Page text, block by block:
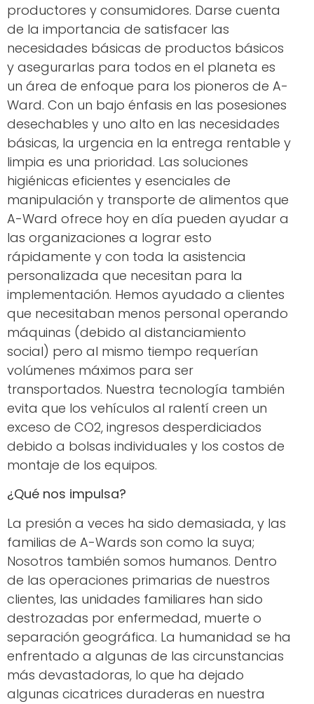
productores y consumidores. Darse cuenta
de la importancia de satisfacer las
necesidades básicas de productos básicos
y asegurarlas para todos en el planeta es
un área de enfoque para los pioneros de A-
Ward. Con un bajo énfasis en las posesiones
desechables y uno alto en las necesidades
básicas, la urgencia en la entrega rentable y
limpia es una prioridad. Las soluciones
higiénicas eficientes y esenciales de
manipulación y transporte de alimentos que
A-Ward ofrece hoy en día pueden ayudar a
las organizaciones a lograr esto
rápidamente y con toda la asistencia
personalizada que necesitan para la
implementación. Hemos ayudado a clientes
que necesitaban menos personal operando
máquinas (debido al distanciamiento
social) pero al mismo tiempo requerían
volúmenes máximos para ser
transportados. Nuestra tecnología también
evita que los vehículos al ralentí creen un
exceso de CO2, ingresos desperdiciados
debido a bolsas individuales y los costos de
montaje de los equipos.
¿Qué nos impulsa?
La presión a veces ha sido demasiada, y las
familias de A-Wards son como la suya;
Nosotros también somos humanos. Dentro
de las operaciones primarias de nuestros
clientes, las unidades familiares han sido
destrozadas por enfermedad, muerte o
separación geográfica. La humanidad se ha
enfrentado a algunas de las circunstancias
más devastadoras, lo que ha dejado
algunas cicatrices duraderas en nuestra